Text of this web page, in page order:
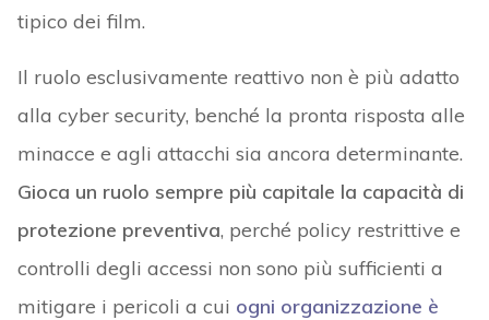
tipico dei film.
Il ruolo esclusivamente reattivo non è più adatto
alla cyber security, benché la pronta risposta alle
minacce e agli attacchi sia ancora determinante.
Gioca un ruolo sempre più capitale la capacità di
protezione preventiva, perché policy restrittive e
controlli degli accessi non sono più sufficienti a
mitigare i pericoli a cui ogni organizzazione è